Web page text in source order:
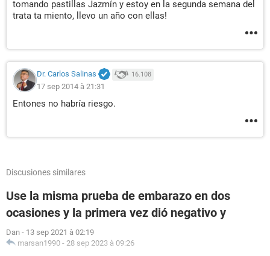
tomando pastillas Jazmín y estoy en la segunda semana del
trata ta miento, llevo un año con ellas!
Dr. Carlos Salinas 16.108
17 sep 2014 à 21:31
Entones no habría riesgo.
Discusiones similares
Use la misma prueba de embarazo en dos
ocasiones y la primera vez dió negativo y
Dan - 13 sep 2021 à 02:19
marsan1990 - 28 sep 2023 à 09:26